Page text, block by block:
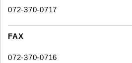
072-370-0717
FAX
072-370-0716